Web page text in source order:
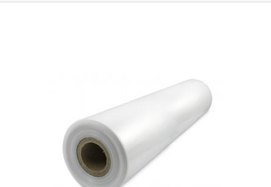
Materiál: PE (polyetylén) Hrúbka materiálu: 45 mikrónov (0,045 mm)*2